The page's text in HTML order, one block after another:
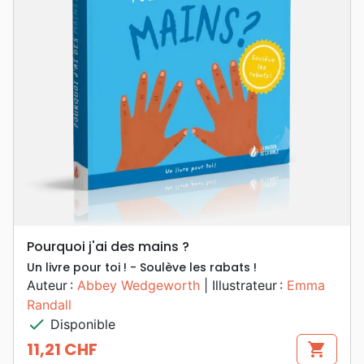
Pourquoi j'ai des mains ?
Un livre pour toi ! - Soulève les rabats !
Auteur : Abbey Wedgeworth | Illustrateur : Emma
Randall
check Disponible
Prix
11,21 CHF shopping_cart